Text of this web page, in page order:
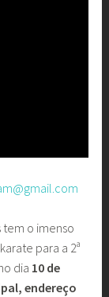
tem o imenso
para a 2ª
dia 10 de
endereço